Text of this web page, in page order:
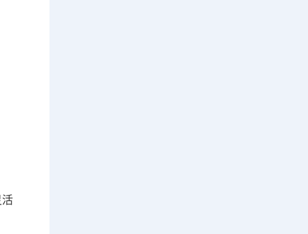
活